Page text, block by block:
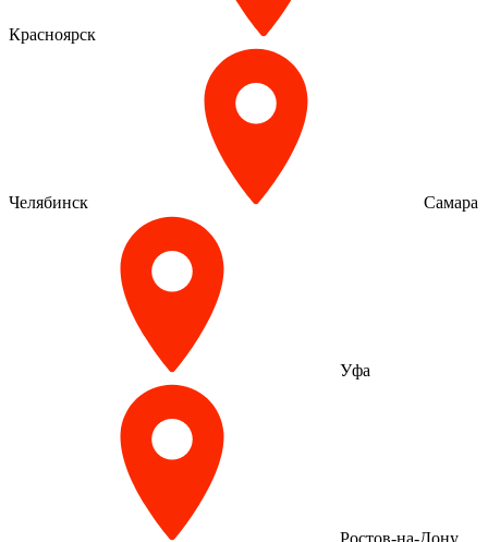
Красноярск
Челябинск Самара
Уфа
Ростов-на-Дону